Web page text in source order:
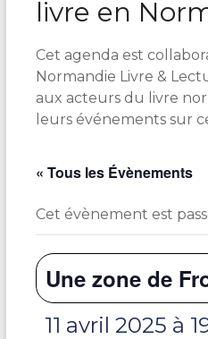
livre en
Cet agenda est
Normandie Livre &
aux acteurs du livre
leurs événements sur
« Tous les Évènements
Cet évènement est
Une zone de
11 avril 2025 à